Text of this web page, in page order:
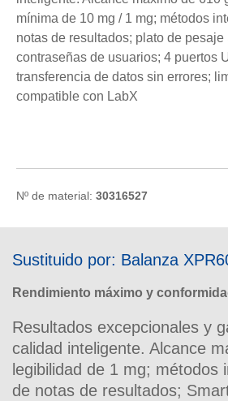
mínima de 10 mg / 1 mg; métodos
notas de resultados; plato de pesaje
contraseñas de usuarios; 4 puertos
transferencia de datos sin errores;
compatible con LabX
Nº de material: 30316527
Sustituido por: Balanza
Rendimiento máximo y
Resultados excepcionales y
calidad inteligente. Alcance
legibilidad de 1 mg; métodos
de notas de resultados;